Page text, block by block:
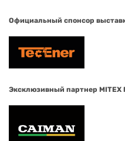
Официальный спонсор
Эксклюзивный партнер MITEX